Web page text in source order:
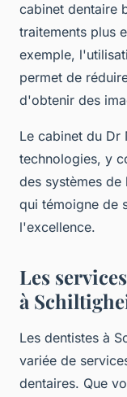
cabinet dentaire
traitements plus
exemple,
permet de
d'obtenir des
Le cabinet du Dr
technologies, y
des systèmes de
qui témoigne de
l'excellence.
Les
à
Les dentistes à
variée de
dentaires. Que